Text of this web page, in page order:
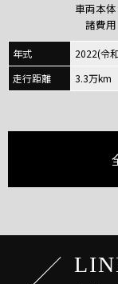
車両本体
諸費用
年式
2022(令
走行距離
3.3万km